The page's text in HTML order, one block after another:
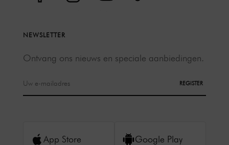
NEWSLETTER
Ontvang ons nieuws en speciale aanbiedingen.
REGISTER
App Store Google Play